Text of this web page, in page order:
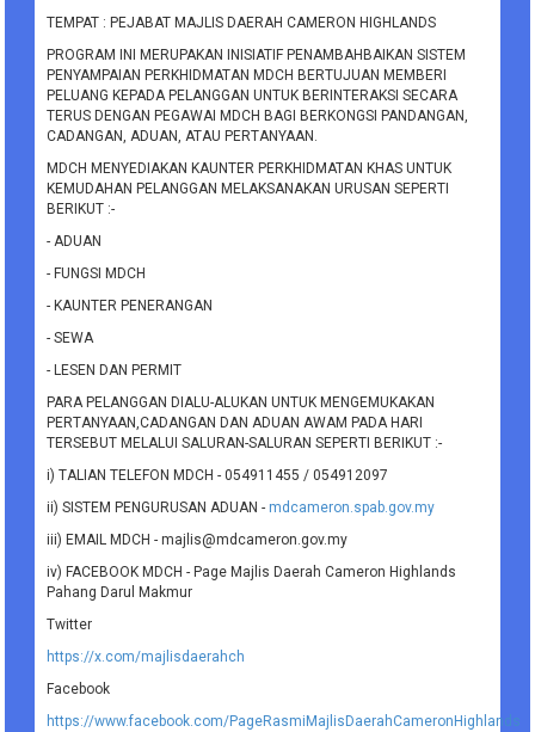
TEMPAT : PEJABAT MAJLIS DAERAH CAMERON HIGHLANDS
PROGRAM INI MERUPAKAN INISIATIF PENAMBAHBAIKAN SISTEM
PENYAMPAIAN PERKHIDMATAN MDCH BERTUJUAN MEMBERI
PELUANG KEPADA PELANGGAN UNTUK BERINTERAKSI SECARA
TERUS DENGAN PEGAWAI MDCH BAGI BERKONGSI PANDANGAN,
CADANGAN, ADUAN, ATAU PERTANYAAN.
MDCH MENYEDIAKAN KAUNTER PERKHIDMATAN KHAS UNTUK
KEMUDAHAN PELANGGAN MELAKSANAKAN URUSAN SEPERTI
BERIKUT :-
- ADUAN
- FUNGSI MDCH
- KAUNTER PENERANGAN
- SEWA
- LESEN DAN PERMIT
PARA PELANGGAN DIALU-ALUKAN UNTUK MENGEMUKAKAN
PERTANYAAN,CADANGAN DAN ADUAN AWAM PADA HARI
TERSEBUT MELALUI SALURAN-SALURAN SEPERTI BERIKUT :-
i) TALIAN TELEFON MDCH - 054911455 / 054912097
ii) SISTEM PENGURUSAN ADUAN -mdcameron.spab.gov.my
iii) EMAIL MDCH - majlis@mdcameron.gov.my
iv) FACEBOOK MDCH - Page Majlis Daerah Cameron Highlands
Pahang Darul Makmur
Twitter
https://x.com/majlisdaerahch
Facebook
https://www.facebook.com/PageRasmiMajlisDaerahCameronHighlands